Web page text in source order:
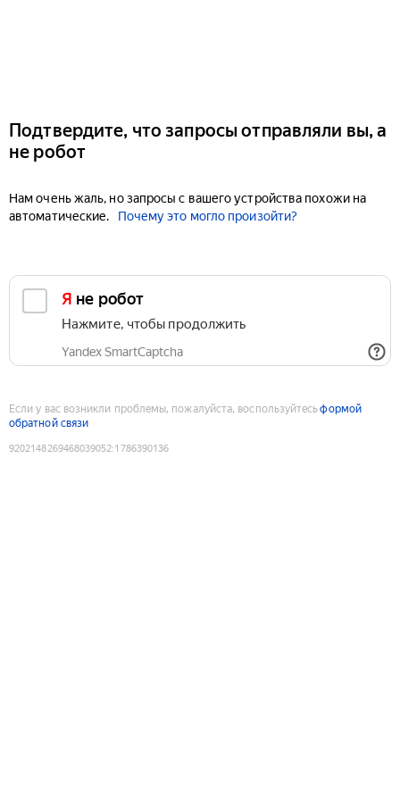
Подтвердите, что запросы отправляли вы, а
не робот
Нам очень жаль, но запросы с вашего устройства похожи на
автоматические.
Почему это могло произойти?
Я не робот
Нажмите, чтобы продолжить
Yandex SmartCaptcha
Если у вас возникли проблемы, пожалуйста, воспользуйтесьформой
обратной связи
9202148269468039052:1786390136